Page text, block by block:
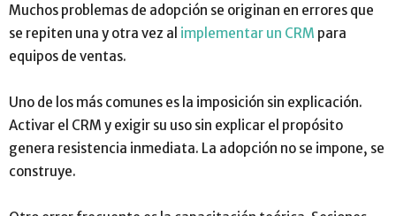
Muchos problemas de adopción se originan en errores que
se repiten una y otra vez al implementar un CRM para
equipos de ventas.
Uno de los más comunes es la imposición sin explicación.
Activar el CRM y exigir su uso sin explicar el propósito
genera resistencia inmediata. La adopción no se impone, se
construye.